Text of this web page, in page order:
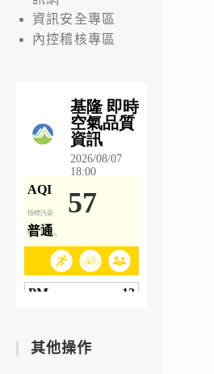
資訊安全專區
內控稽核專區
其他操作